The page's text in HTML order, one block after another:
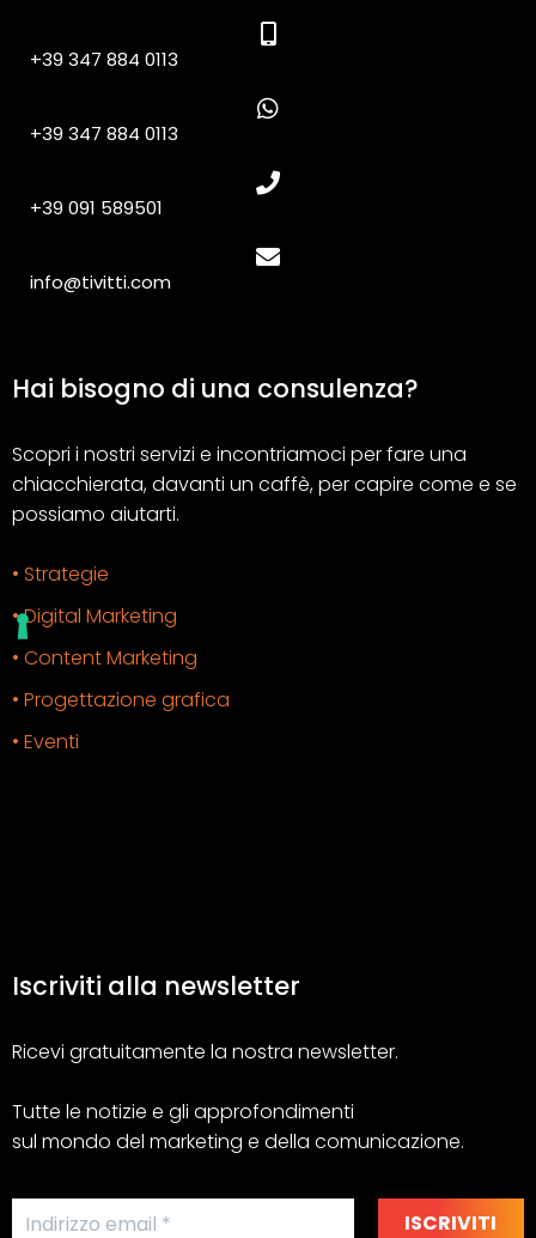
+39 347 884 0113
+39 347 884 0113
+39 091 589501
info@tivitti.com
Hai bisogno di una consulenza?
Scopri i nostri servizi e incontriamoci per fare una
chiacchierata, davanti un caffè, per capire come e se
possiamo aiutarti.
• Strategie
• Digital Marketing
• Content Marketing
• Progettazione grafica
• Eventi
Iscriviti alla newsletter
Ricevi gratuitamente la nostra newsletter.
Tutte le notizie e gli approfondimenti
sul mondo del marketing e della comunicazione.